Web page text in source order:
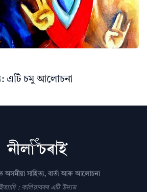
এটি চমু আলোচনা
অসমীয়া সাহিত্য, বাৰ্তা আৰু আলোচনা
ইত্যাদি : কলিয়াবৰৰ এটি উদ্যম